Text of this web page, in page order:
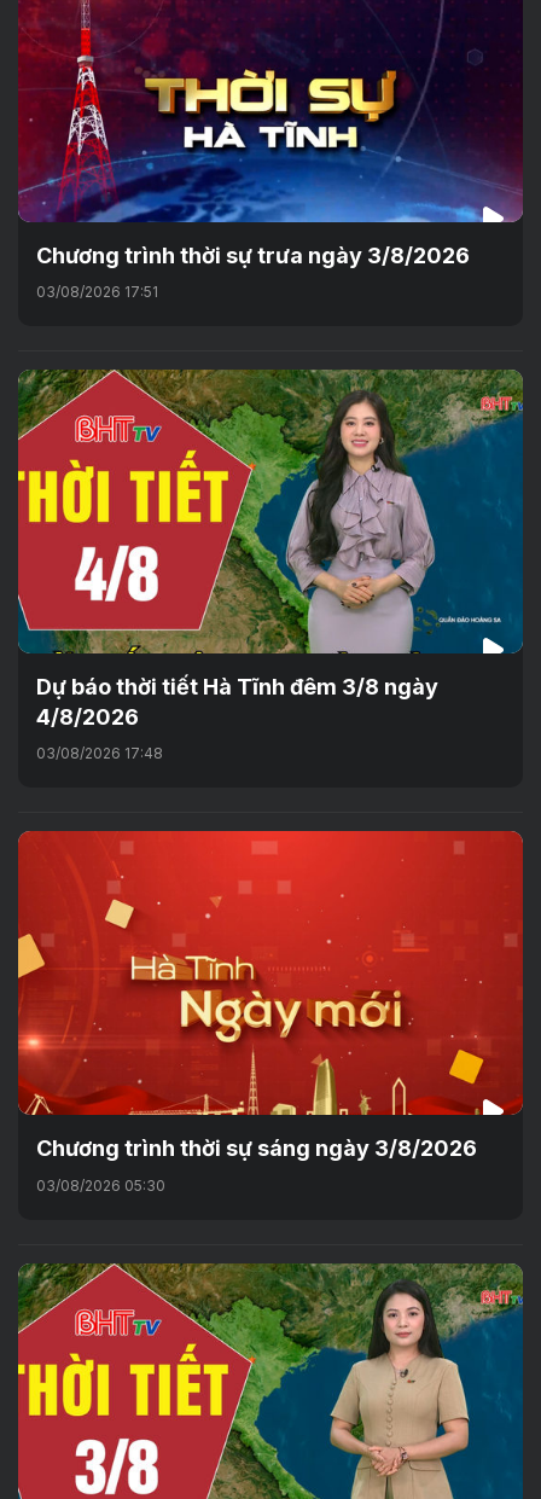
Chương trình thời sự trưa ngày 3/8/2026
03/08/2026 17:51
Dự báo thời tiết Hà Tĩnh đêm 3/8 ngày
4/8/2026
03/08/2026 17:48
Chương trình thời sự sáng ngày 3/8/2026
03/08/2026 05:30